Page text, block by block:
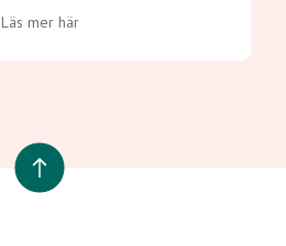
Läs mer här
TILL TOPPEN